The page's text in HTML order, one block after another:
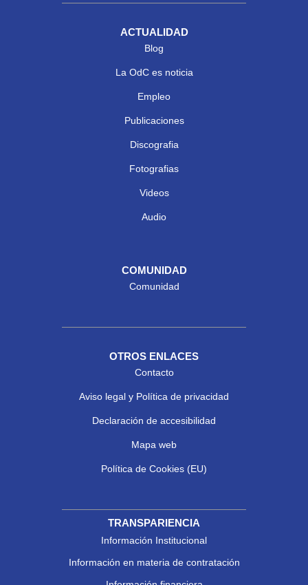
ACTUALIDAD
Blog
La OdC es noticia
Empleo
Publicaciones
Discografia
Fotografias
Videos
Audio
COMUNIDAD
Comunidad
OTROS ENLACES
Contacto
Aviso legal y Política de privacidad
Declaración de accesibilidad
Mapa web
Política de Cookies (EU)
TRANSPARIENCIA
Información Institucional
Información en materia de contratación